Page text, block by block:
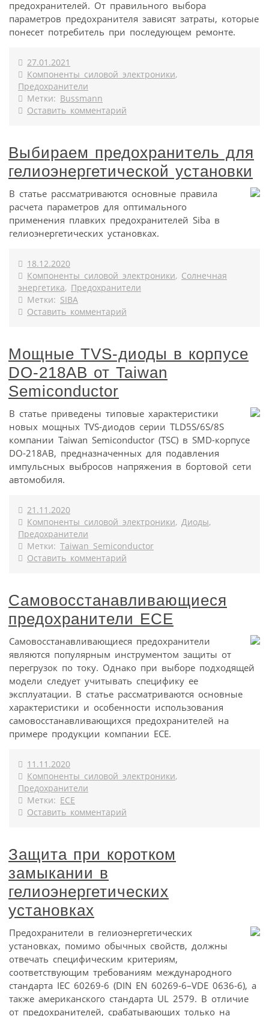
предохранителей. От правильного выбора
параметров предохранителя зависят затраты, которые
понесет потребитель при последующем ремонте.
27.01.2021
Компоненты силовой электроники,
Предохранители
Метки: Bussmann
Оставить комментарий
Выбираем предохранитель для
гелиоэнергетической установки
В статье рассматриваются основные правила
расчета параметров для оптимального
применения плавких предохранителей Siba в
гелиоэнергетических установках.
18.12.2020
Компоненты силовой электроники, Солнечная
энергетика, Предохранители
Метки: SIBA
Оставить комментарий
Мощные TVS-диоды в корпусе
DO-218AB от Taiwan
Semiconductor
В статье приведены типовые характеристики
новых мощных TVS-диодов серии TLD5S/6S/8S
компании Taiwan Semiconductor (TSC) в SMD-корпусе
DO-218AB, предназначенных для подавления
импульсных выбросов напряжения в бортовой сети
автомобиля.
21.11.2020
Компоненты силовой электроники, Диоды,
Предохранители
Метки: Taiwan Semiconductor
Оставить комментарий
Самовосстанавливающиеся
предохранители ECE
Самовосстанавливающиеся предохранители
являются популярным инструментом защиты от
перегрузок по току. Однако при выборе подходящей
модели следует учитывать специфику ее
эксплуатации. В статье рассматриваются основные
характеристики и особенности использования
самовосстанавливающихся предохранителей на
примере продукции компании ECE.
11.11.2020
Компоненты силовой электроники,
Предохранители
Метки: ECE
Оставить комментарий
Защита при коротком
замыкании в
гелиоэнергетических
установках
Предохранители в гелиоэнергетических
установках, помимо обычных свойств, должны
отвечать специфическим критериям,
соответствующим требованиям международного
стандарта IEC 60269-6 (DIN EN 60269-6–VDE 0636-6), а
также американского стандарта UL 2579. В отличие
от предохранителей, срабатывающих только на